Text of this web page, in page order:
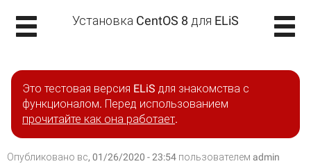
Установка CentOS 8 для ELiS
Это тестовая версия ELiS для знакомства с
функционалом. Перед использованием
прочитайте как она работает.
Опубликовано вс, 01/26/2020 - 23:54 пользователем admin